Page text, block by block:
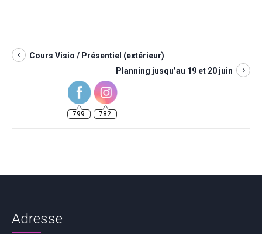
Cours Visio / Présentiel (extérieur)
Planning jusqu’au 19 et 20 juin
Adresse
799 782